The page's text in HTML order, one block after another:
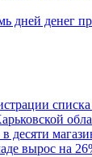
дней денег
десяти
вырос на